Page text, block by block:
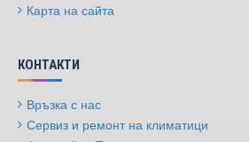
Карта на сайта
КОНТАКТИ
Връзка с нас
Сервиз и ремонт на климатици